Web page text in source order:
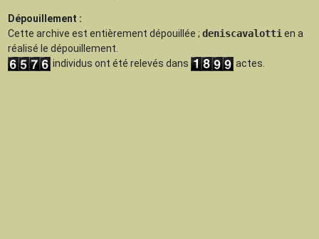
Dépouillement :
Cette archive est entièrement dépouillée ; deniscavalotti en a
réalisé le dépouillement.
individus ont été relevés dans
actes.